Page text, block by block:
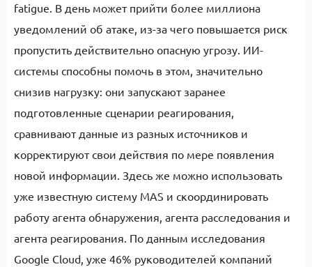
fatigue. В день может прийти более миллиона
уведомлений об атаке, из-за чего повышается риск
пропустить действительно опасную угрозу. ИИ-
системы способны помочь в этом, значительно
снизив нагрузку: они запускают заранее
подготовленные сценарии реагирования,
сравнивают данные из разных источников и
корректируют свои действия по мере появления
новой информации. Здесь же можно использовать
уже известную систему MAS и скоординировать
работу агента обнаружения, агента расследования и
агента реагирования. По данным исследования
Google Cloud, уже 46% руководителей компаний